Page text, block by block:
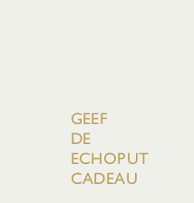
GEEF
DE
ECHOPUT
CADEAU